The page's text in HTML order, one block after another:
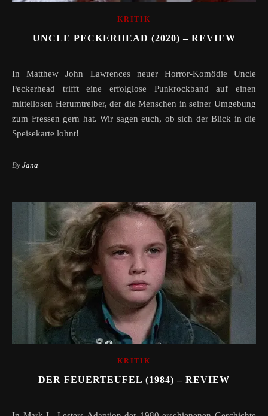
KRITIK
UNCLE PECKERHEAD (2020) – REVIEW
In Matthew John Lawrences neuer Horror-Komödie Uncle
Peckerhead trifft eine erfolglose Punkrockband auf einen
mittellosen Herumtreiber, der die Menschen in seiner Umgebung
zum Fressen gern hat. Wir sagen euch, ob sich der Blick in die
Speisekarte lohnt!
By Jana
KRITIK
DER FEUERTEUFEL (1984) – REVIEW